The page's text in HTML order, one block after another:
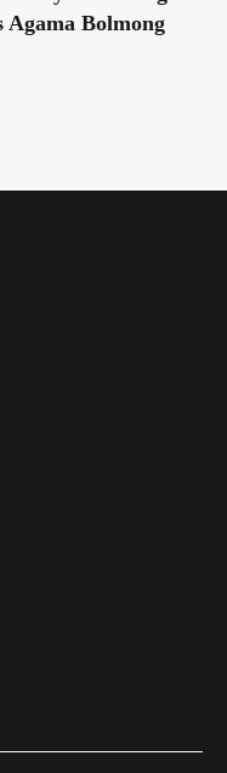
Agama Bolmong